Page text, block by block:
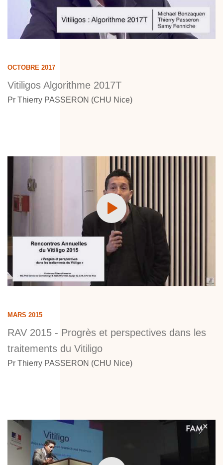
OCTOBRE 2017
Vitiligos Algorithme 2017T
Pr Thierry PASSERON (CHU Nice)
MARS 2015
RAV 2015 - Progrès et perspectives dans les
traitements du Vitiligo
Pr Thierry PASSERON (CHU Nice)